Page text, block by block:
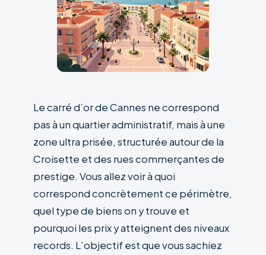
Le carré d’or de Cannes ne correspond
pas à un quartier administratif, mais à une
zone ultra prisée, structurée autour de la
Croisette et des rues commerçantes de
prestige. Vous allez voir à quoi
correspond concrètement ce périmètre,
quel type de biens on y trouve et
pourquoi les prix y atteignent des niveaux
records. L’objectif est que vous sachiez